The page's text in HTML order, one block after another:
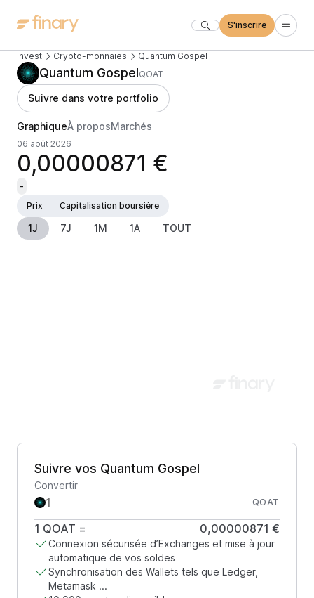
S'inscrire
Invest Crypto-monnaies Quantum Gospel
Quantum GospelQOAT
Suivre dans votre portfolio
GraphiqueÀ proposMarchés
06 août 2026
0,00000871 €
-
Prix
Capitalisation boursière
1J 7J 1M 1A TOUT
Suivre vos Quantum Gospel
Convertir
QOAT
1 QOAT = 0,00000871 €
Connexion sécurisée d’Exchanges et mise à jour
automatique de vos soldes
Synchronisation des Wallets tels que Ledger,
Metamask ...